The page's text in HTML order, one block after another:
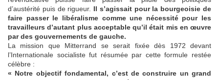
d’austérité puis de rigueur. Il s’agissait pour la bourgeoisie de
faire passer le libéralisme comme une nécessité pour les
travailleurs d’autant plus acceptable qu’il était mis en œuvre
par des gouvernements de gauche.
La mission que Mitterrand se serait fixée dès 1972 devant
l’Internationale socialiste fut résumée par cette formule restée
célèbre :
« Notre objectif fondamental, c’est de construire un grand